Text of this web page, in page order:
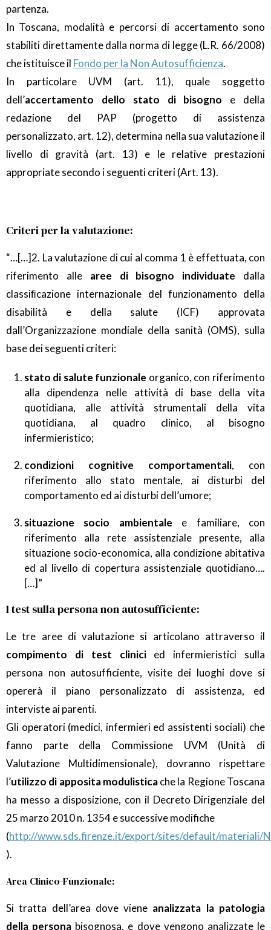
partenza.
In Toscana, modalità e percorsi di accertamento sono
stabiliti direttamente dalla norma di legge (L.R. 66/2008)
che istituisce il Fondo per la Non Autosufficienza.
In particolare UVM (art. 11), quale soggetto
dell’accertamento dello stato di bisogno e della
redazione del PAP (progetto di assistenza
personalizzato, art. 12), determina nella sua valutazione il
livello di gravità (art. 13) e le relative prestazioni
appropriate secondo i seguenti criteri (Art. 13).
Criteri per la valutazione:
“…[…]2. La valutazione di cui al comma 1 è effettuata, con
riferimento alle aree di bisogno individuate dalla
classiﬁcazione internazionale del funzionamento della
disabilità e della salute (ICF) approvata
dall’Organizzazione mondiale della sanità (OMS), sulla
base dei seguenti criteri:
stato di salute funzionale organico, con riferimento
alla dipendenza nelle attività di base della vita
quotidiana, alle attività strumentali della vita
quotidiana, al quadro clinico, al bisogno
infermieristico;
condizioni cognitive comportamentali, con
riferimento allo stato mentale, ai disturbi del
comportamento ed ai disturbi dell’umore;
situazione socio ambientale e familiare, con
riferimento alla rete assistenziale presente, alla
situazione socio-economica, alla condizione abitativa
ed al livello di copertura assistenziale quotidiano….
[…]”
I test sulla persona non autosufficiente:
Le tre aree di valutazione si articolano attraverso il
compimento di test clinicied infermieristici sulla
persona non autosufficiente, visite dei luoghi dove si
opererà il piano personalizzato di assistenza, ed
interviste ai parenti.
Gli operatori (medici, infermieri ed assistenti sociali) che
fanno parte della Commissione UVM (Unità di
Valutazione Multidimensionale), dovranno rispettare
l’utilizzo di apposita modulisticache la Regione Toscana
ha messo a disposizione, con il Decreto Dirigenziale del
25 marzo 2010 n. 1354 e successive modifiche
(http://www.sds.firenze.it/export/sites/default/materiali/
).
Area Clinico-Funzionale:
Si tratta dell’area dove viene analizzata la patologia
della persona bisognosa, e dove vengono analizzate le